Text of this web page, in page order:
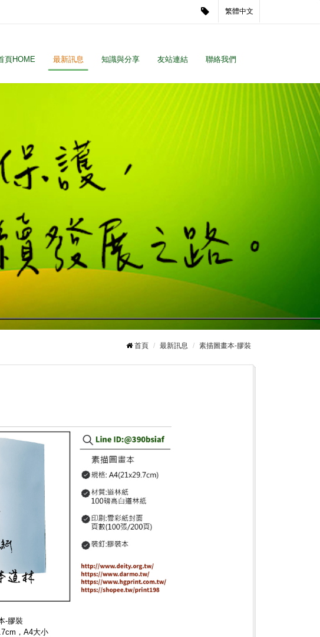
繁體中文
頁HOME 最新訊息 知識與分享 友站連結 聯絡我們
首頁 最新訊息 素描圖畫本-膠裝
-膠裝
，A4大小